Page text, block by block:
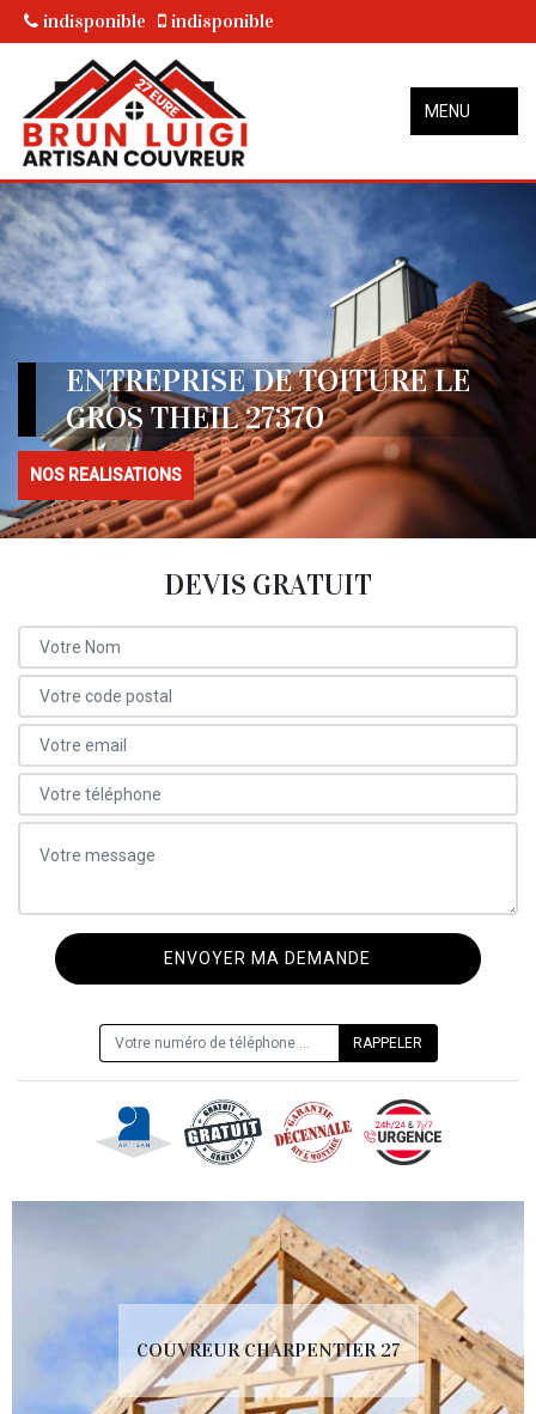
indisponible indisponible
MENU
ENTREPRISE DE TOITURE LE
GROS THEIL 27370
NOS REALISATIONS
DEVIS GRATUIT
COUVREUR CHARPENTIER 27